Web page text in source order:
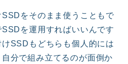
をそのまま使うこともで
を運用すればいいんです
SSDもどちらも個人的には
分で組み立てるのが面倒か